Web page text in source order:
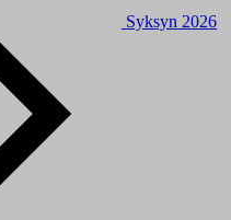
Syksyn 2026